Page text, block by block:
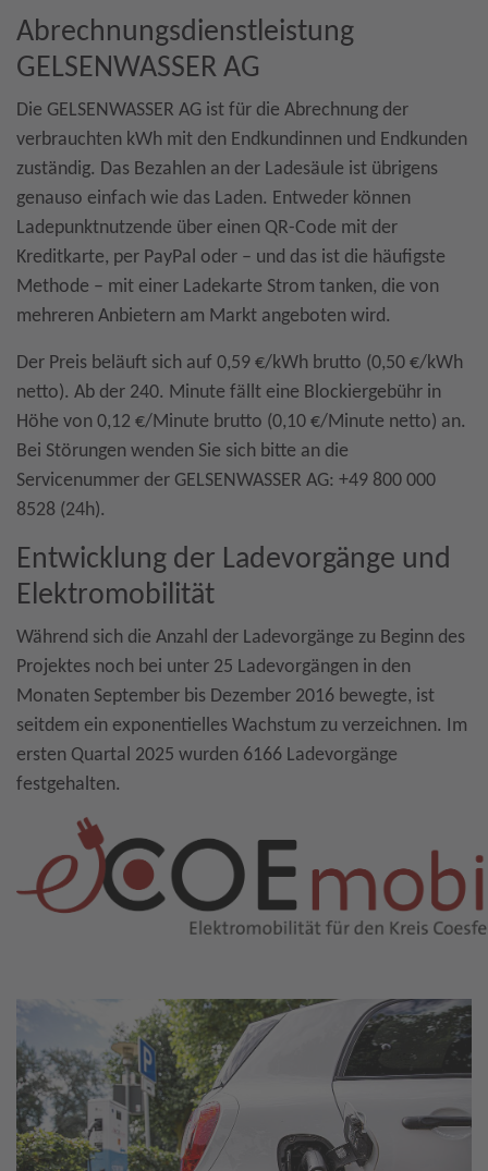
Abrechnungsdienstleistung
GELSENWASSER AG
Die GELSENWASSER AG ist für die Abrechnung der
verbrauchten kWh mit den Endkundinnen und Endkunden
zuständig. Das Bezahlen an der Ladesäule ist übrigens
genauso einfach wie das Laden. Entweder können
Ladepunktnutzende über einen QR-Code mit der
Kreditkarte, per PayPal oder – und das ist die häufigste
Methode – mit einer Ladekarte Strom tanken, die von
mehreren Anbietern am Markt angeboten wird.
Der Preis beläuft sich auf 0,59 €/kWh brutto (0,50 €/kWh
netto). Ab der 240. Minute fällt eine Blockiergebühr in
Höhe von 0,12 €/Minute brutto (0,10 €/Minute netto) an.
Bei Störungen wenden Sie sich bitte an die
Servicenummer der GELSENWASSER AG: +49 800 000
8528 (24h).
Entwicklung der Ladevorgänge und
Elektromobilität
Während sich die Anzahl der Ladevorgänge zu Beginn des
Projektes noch bei unter 25 Ladevorgängen in den
Monaten September bis Dezember 2016 bewegte, ist
seitdem ein exponentielles Wachstum zu verzeichnen. Im
ersten Quartal 2025 wurden 6166 Ladevorgänge
festgehalten.